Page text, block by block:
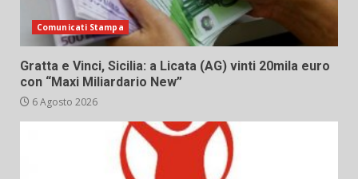
Comunicati Stampa
Gratta e Vinci, Sicilia: a Licata (AG) vinti 20mila euro
con “Maxi Miliardario New”
6 Agosto 2026